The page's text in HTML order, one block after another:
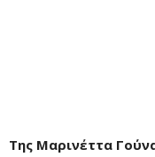
Της Μαρινέττα